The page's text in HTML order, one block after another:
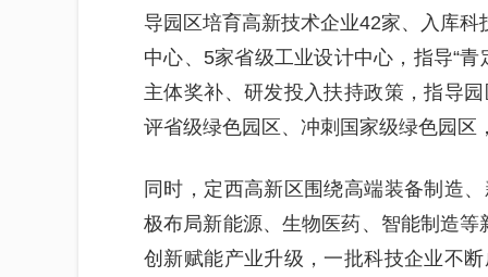
导园区培育高新技术企业42家、入库
中心、5家省级工业设计中心，指导“
主体奖补、研发投入扶持政策，指导
评省级绿色园区、冲刺国家级绿色园
同时，定西高新区围绕高端装备制造
极布局新能源、生物医药、智能制造等
创新赋能产业升级，一批科技企业不